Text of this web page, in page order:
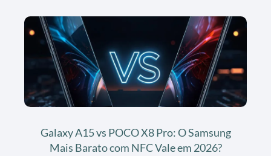
Galaxy A15 vs POCO X8 Pro: O Samsung
Mais Barato com NFC Vale em 2026?